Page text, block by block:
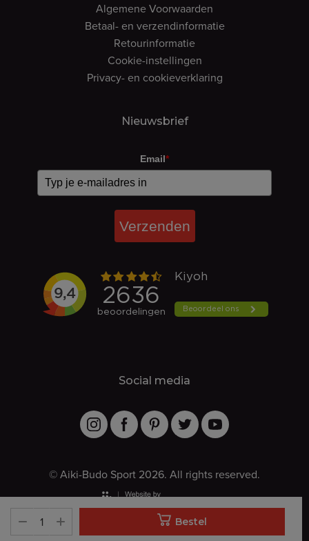
Bestel
Algemene Voorwaarden
Betaal- en verzendinformatie
Retourinformatie
Cookie-instellingen
Privacy- en cookieverklaring
Nieuwsbrief
Email*
Verzenden
Social media
© Aiki-Budo Sport 2026. All rights reserved.